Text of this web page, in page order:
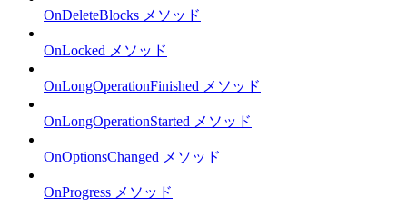
OnDeleteBlocks メソッド
OnLocked メソッド
OnLongOperationFinished メソッド
OnLongOperationStarted メソッド
OnOptionsChanged メソッド
OnProgress メソッド